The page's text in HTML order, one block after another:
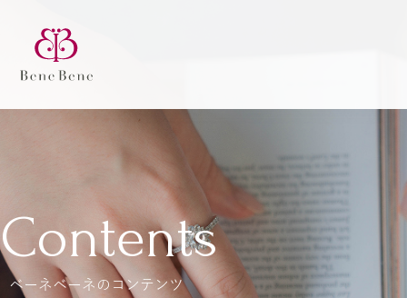
Contents
ベーネベーネのコンテンツ